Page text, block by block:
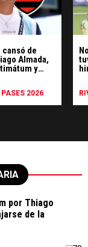
cansó de
Almada,
y
2026
por Thiago
de la